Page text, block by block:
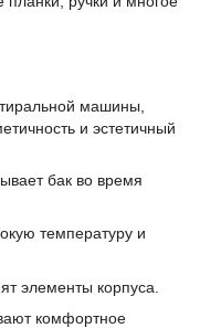
машины,
и эстетичный
бак во время
температуру и
элементы корпуса.
комфортное